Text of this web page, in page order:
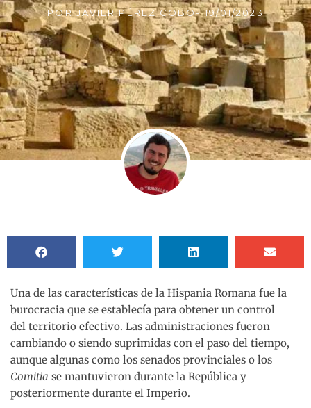
PORJAVIER PÉREZ COBO- 19/01/2023
Una de las características de la Hispania Romana fue la
burocracia que se establecía para obtener un control
del territorio efectivo. Las administraciones fueron
cambiando o siendo suprimidas con el paso del tiempo,
aunque algunas como los senados provinciales o los
Comitia se mantuvieron durante la República y
posteriormente durante el Imperio.